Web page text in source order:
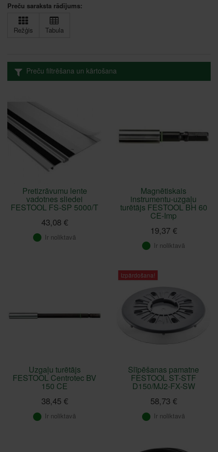
organizēšanai (galdiem, instrumentu centriem, lineāla stiprināšanai),
putekļu nosūkšanas iekārtām, glabāšanas un transportēšanas iekārtām
un citiem piederumiem.
No 2013. gada rudens
Preču saraksta rādījums:
Režģis Tabula
Preču filtrēšana un kārtošana
Pretizrāvumu lente
vadotnes sliedei
FESTOOL FS-SP 5000/T
43,08 €
Ir noliktavā
Magnētiskais
instrumentu-uzgaļu
turētājs FESTOOL BH 60
CE-Imp
19,37 €
Ir noliktavā
Uzgaļu turētājs
FESTOOL Centrotec BV
150 CE
38,45 €
Ir noliktavā
Izpārdošana!
Slīpēšanas pamatne
FESTOOL ST-STF
D150/MJ2-FX-SW
58,73 €
Ir noliktavā